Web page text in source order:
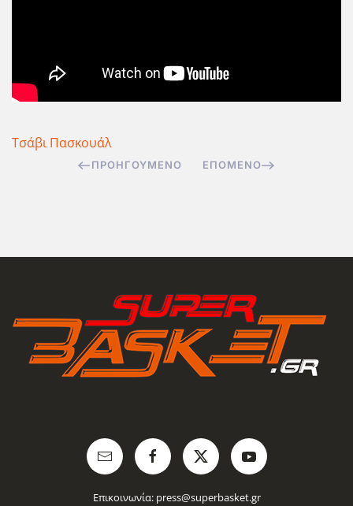
Τσάβι Πασκουάλ
ΠΡΟΗΓΟΎΜΕΝΟ ΕΠΌΜΕΝΟ
Επικοινωνία: press@superbasket.gr